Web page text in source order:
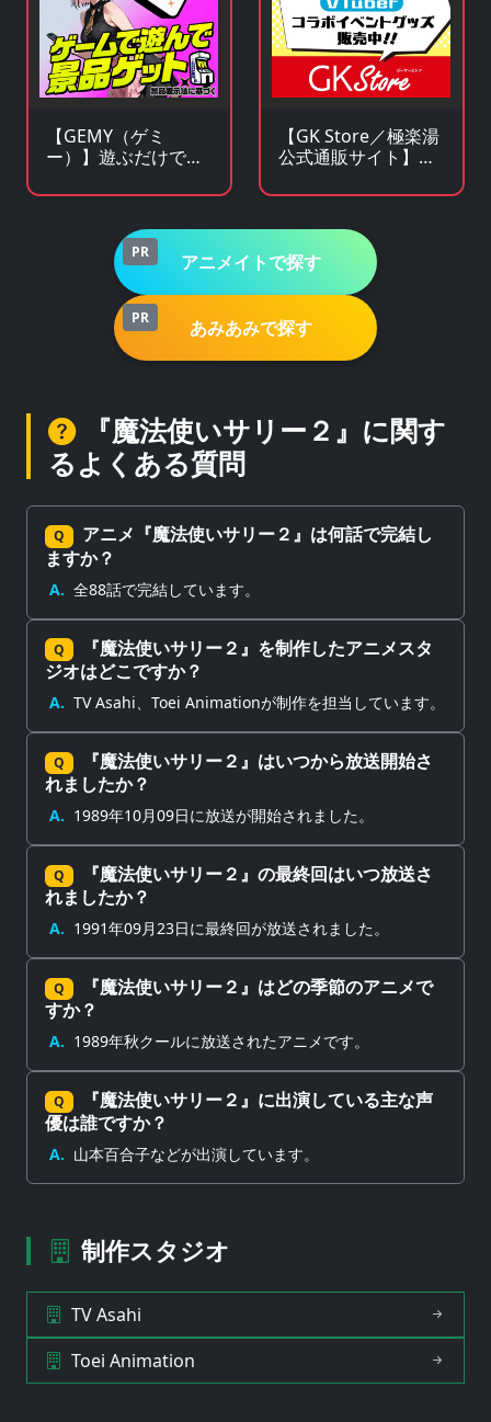
【GEMY（ゲミ
ー）】遊ぶだけで景
ゲームサービス
【GK Store／極楽湯
公式通販サイト】ア
コラボグッズ通販
PR アニメイトで探す
PR あみあみで探す
『魔法使いサリー２』に関す
るよくある質問
Q
アニメ『魔法使いサリー２』は何話で完結し
ますか？
A. 全88話で完結しています。
Q
『魔法使いサリー２』を制作したアニメスタ
ジオはどこですか？
A. TV Asahi、Toei Animationが制作を担当しています。
Q
『魔法使いサリー２』はいつから放送開始さ
れましたか？
A. 1989年10月09日に放送が開始されました。
Q
『魔法使いサリー２』の最終回はいつ放送さ
れましたか？
A. 1991年09月23日に最終回が放送されました。
Q
『魔法使いサリー２』はどの季節のアニメで
すか？
A. 1989年秋クールに放送されたアニメです。
Q
『魔法使いサリー２』に出演している主な声
優は誰ですか？
A. 山本百合子などが出演しています。
制作スタジオ
TV Asahi
Toei Animation